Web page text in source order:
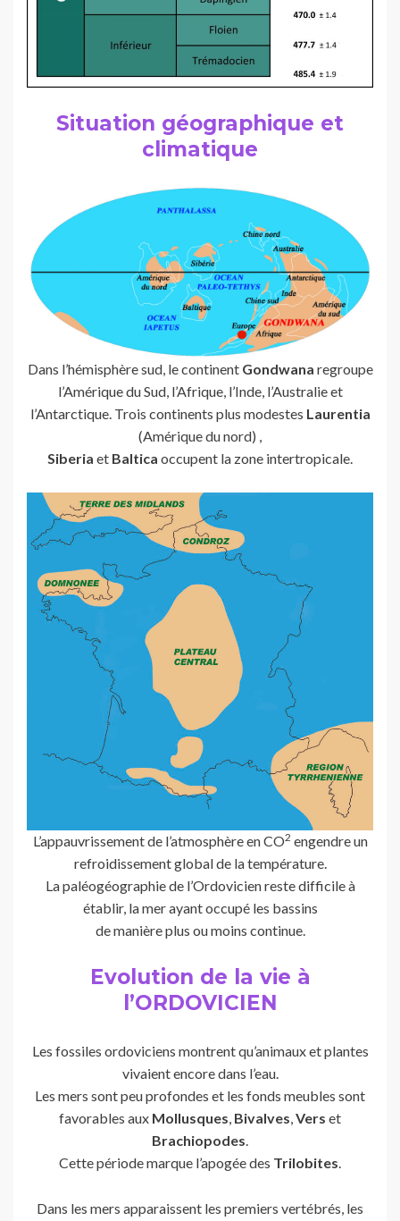
Situation géographique et
climatique
Dans l’hémisphère sud, le continent Gondwana regroupe
l’Amérique du Sud, l’Afrique, l’Inde, l’Australie et
l’Antarctique. Trois continents plus modestes Laurentia
(Amérique du nord) ,
Siberia et Baltica occupent la zone intertropicale.
L’appauvrissement de l’atmosphère en CO2 engendre un
refroidissement global de la température.
La paléogéographie de l’Ordovicien reste difficile à
établir, la mer ayant occupé les bassins
de manière plus ou moins continue.
Evolution de la vie à
l’ORDOVICIEN
Les fossiles ordoviciens montrent qu’animaux et plantes
vivaient encore dans l’eau.
Les mers sont peu profondes et les fonds meubles sont
favorables aux Mollusques, Bivalves,Vers et
Brachiopodes.
Cette période marque l’apogée des Trilobites.
Dans les mers apparaissent les premiers vertébrés, les